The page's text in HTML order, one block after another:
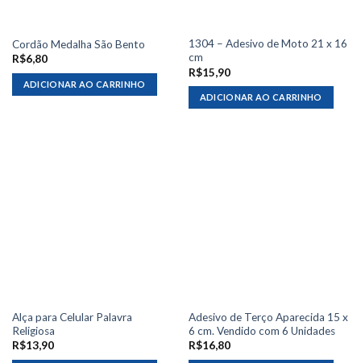
Cordão Medalha São Bento
R$6,80
ADICIONAR AO CARRINHO
1304 – Adesivo de Moto 21 x 16
cm
R$15,90
ADICIONAR AO CARRINHO
Alça para Celular Palavra
Religiosa
R$13,90
Adesivo de Terço Aparecida 15 x
6 cm. Vendido com 6 Unidades
R$16,80